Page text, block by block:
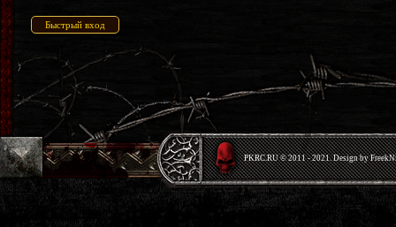
PKRС.RU © 2011 - 2021. Design by